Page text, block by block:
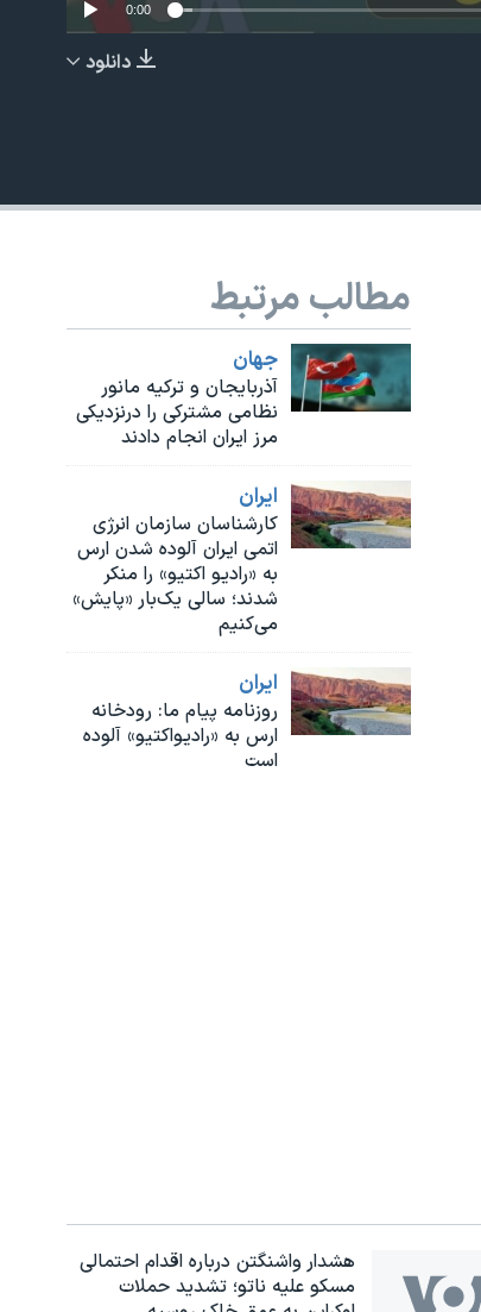
EMBED
0:00
دانلود
مطالب مرتبط
جهان
آذربایجان و ترکیه مانور
نظامی مشترکی را درنزدیکی
مرز ایران انجام دادند
ايران
کارشناسان سازمان انرژی
اتمی ایران آلوده شدن ارس
به «رادیو اکتیو» را منکر
شدند؛ سالی یک‌بار «پایش»
می‌کنیم
ايران
روزنامه پیام ما: رودخانه
ارس به «رادیواکتیو» آلوده
است
هشدار واشنگتن درباره اقدام احتمالی
مسکو علیه ناتو؛ تشدید حملات